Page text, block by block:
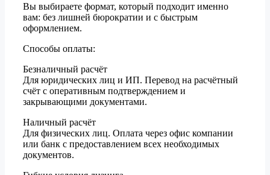
Вы выбираете формат, который подходит именно
вам: без лишней бюрократии и с быстрым
оформлением.
Способы оплаты:
Безналичный расчёт
Для юридических лиц и ИП. Перевод на расчётный
счёт с оперативным подтверждением и
закрывающими документами.
Наличный расчёт
Для физических лиц. Оплата через офис компании
или банк с предоставлением всех необходимых
документов.